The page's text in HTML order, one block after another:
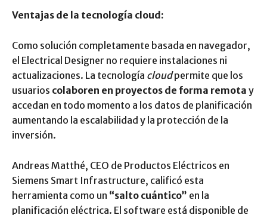
Ventajas de la tecnología cloud:
Como solución completamente basada en navegador,
el Electrical Designer no requiere instalaciones ni
actualizaciones. La tecnología cloudpermite que los
usuarios colaboren en proyectos de forma remota y
accedan en todo momento a los datos de planificación
aumentando la escalabilidad y la protección de la
inversión.
Andreas Matthé, CEO de Productos Eléctricos en
Siemens Smart Infrastructure, calificó esta
herramienta como un “salto cuántico” en la
planificación eléctrica. El software está disponible de